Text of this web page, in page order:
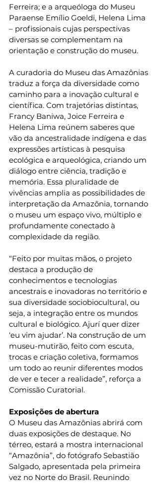
Ferreira; e a arqueóloga do Museu
Paraense Emílio Goeldi, Helena Lima
– profissionais cujas perspectivas
diversas se complementam na
orientação e construção do museu.
A curadoria do Museu das Amazônias
traduz a força da diversidade como
caminho para a inovação cultural e
científica. Com trajetórias distintas,
Francy Baniwa, Joice Ferreira e
Helena Lima reúnem saberes que
vão da ancestralidade indígena e das
expressões artísticas à pesquisa
ecológica e arqueológica, criando um
diálogo entre ciência, tradição e
memória. Essa pluralidade de
vivências amplia as possibilidades de
interpretação da Amazônia, tornando
o museu um espaço vivo, múltiplo e
profundamente conectado à
complexidade da região.
“Feito por muitas mãos, o projeto
destaca a produção de
conhecimentos e tecnologias
ancestrais e inovadoras no território e
sua diversidade sociobiocultural, ou
seja, a integração entre os mundos
cultural e biológico. Ajurí quer dizer
‘eu vim ajudar’. Na construção de um
museu-mutirão, feito com escuta,
trocas e criação coletiva, formamos
um todo ao reunir diferentes modos
de ver e tecer a realidade”, reforça a
Comissão Curatorial.
Exposições de abertura
O Museu das Amazônias abrirá com
duas exposições de destaque. No
térreo, estará a mostra internacional
“Amazônia”, do fotógrafo Sebastião
Salgado, apresentada pela primeira
vez no Norte do Brasil. Reunindo